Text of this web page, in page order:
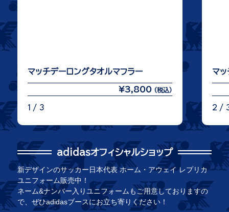
マッチデーロングタオルマフラー
¥3,800 (税込)
1 / 3
マ
2 /
adidasオフィシャルショップ
新デザインのサッカー日本代表 ホーム・アウェイ レプリカ
ユニフォーム販売中！
ネーム&ナンバー入りユニフォームもご用意しておりますの
で、ぜひadidasブースにお立ち寄りください！